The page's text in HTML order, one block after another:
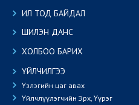
ИЛ ТОД БАЙДАЛ
ШИЛЭН ДАНС
ХОЛБОО БАРИХ
ҮЙЛЧИЛГЭЭ
Үзлэгийн цаг авах
Үйлчлүүлэгчийн Эрх, Үүрэг